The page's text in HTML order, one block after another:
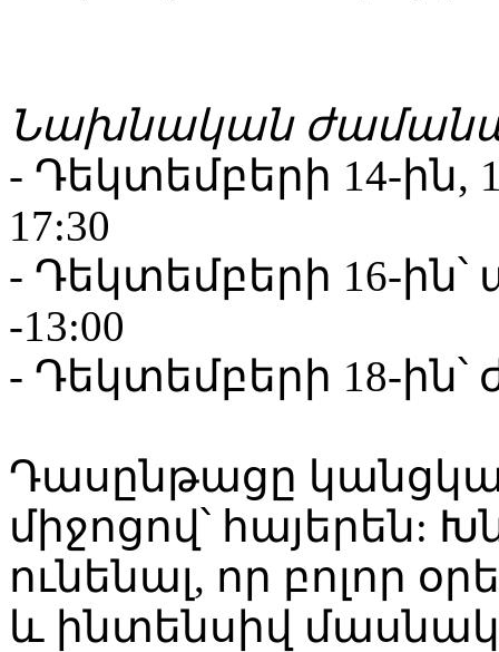
Նախնական
- Դեկտեմբերի 14-ին,
17:30
- Դեկտեմբերի 16-
-13:00
- Դեկտեմբերի 18-ին՝
Դասընթացը
միջոցով՝ հայերեն:
ունենալ, որ բոլոր
և ինտենսիվ